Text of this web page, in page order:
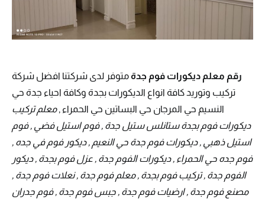
رقم معلم ديكورات فوم جدة متوفر لدى شركتنا افضل شركة
تركيب وتوريد كافة انواع الديكورات بجدة وكافة احياء جدة حي
النسيم حي المرجان حي البساتين حي الحمراء ,معلم تركيب
ديكورات فوم بجدة ستانلس ستيل جدة , فوم استيل فضي , فوم
استيل ذهبي , ديكورات فوم جدة حي النعيم , ديكور فوم في جده ,
فوم جده حي الحمراء , ديكورات الفوم جدة , عزل فوم بجدة , ديكور
الفوم جدة , تركيب فوم بجدة , معلم فوم جدة , نعلات فوم جدة ,
مصنع فوم جدة , ارضيات فوم جدة , جبس فوم جدة , فوم جدران